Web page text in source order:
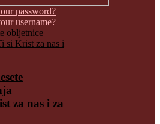
password?
username?
za nas i za